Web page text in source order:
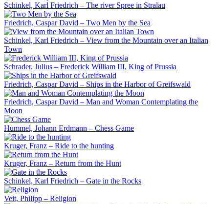
Schinkel, Karl Friedrich – The river Spree in Stralau
Friedrich, Caspar David – Two Men by the Sea
Schinkel, Karl Friedrich – View from the Mountain over an Italian
Town
Schrader, Julius – Frederick William III, King of Prussia
Friedrich, Caspar David – Ships in the Harbor of Greifswald
Friedrich, Caspar David – Man and Woman Contemplating the
Moon
Hummel, Johann Erdmann – Chess Game
Kruger, Franz – Ride to the hunting
Kruger, Franz – Return from the Hunt
Schinkel, Karl Friedrich – Gate in the Rocks
Veit, Philipp – Religion